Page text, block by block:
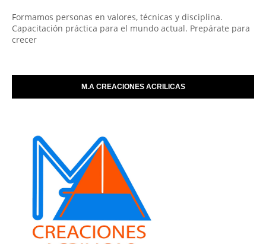
Formamos personas en valores, técnicas y disciplina.
Capacitación práctica para el mundo actual. Prepárate para
crecer
M.A CREACIONES ACRILICAS